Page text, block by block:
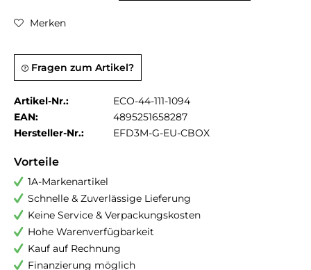
Merken
Fragen zum Artikel?
Artikel-Nr.:
ECO-44-111-1094
EAN:
4895251658287
Hersteller-Nr.:
EFD3M-G-EU-CBOX
Vorteile
1A-Markenartikel
Schnelle & Zuverlässige Lieferung
Keine Service & Verpackungskosten
Hohe Warenverfügbarkeit
Kauf auf Rechnung
Finanzierung möglich